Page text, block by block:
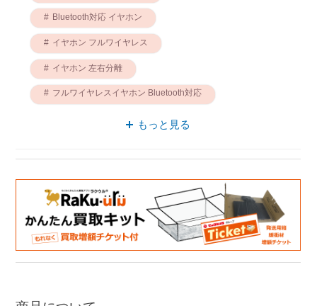
Bluetooth対応 イヤホン
イヤホン フルワイヤレス
イヤホン 左右分離
フルワイヤレスイヤホン Bluetooth対応
フルワイヤレスイヤホン 左右分離
ワイヤレスイヤホン Bluetooth対応
ワイヤレスイヤホン 左右分離
もっと見る